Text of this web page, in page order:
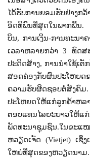
ໄດ້ຮັບການຍອມຮັບຢ່າງ
ອິດທິພົນທີ່ສຸດໃນພາກພື້ນ.
ບິນ, ການເງິນ-ການທະນາຄ
ເວລາຫລາຍກວ່າ 3 ທົດສ
ປະດິດສ້າງ, ການນຳໃຊ້ເຕັ
ສອດຄ່ອງກັບຜົນປະໂຫຍດ
ຄວາມຮັບຜິດຊອບຕໍ່ສັງຄົມ
ປະໂຫຍດໃຫ້ແກ່ລູກຄ້າຫລ
ຕອບແທນໄລຍະຍາວໃ
ພັດທະນາຊຸມຊົນ.ໃນຂະແໜ
ຫວຽດເຈັດ (Vietjet) ເຊິ່
ໃຫຍ່ທີ່ສຸດຂອງຫວຽດນາ